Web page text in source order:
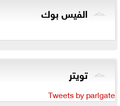
الفيس بوك
تويتر
Tweets by parlgate